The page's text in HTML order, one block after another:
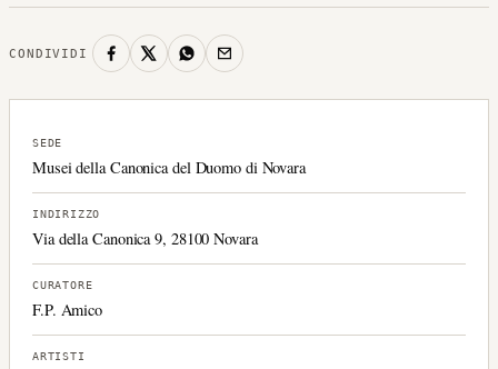
CONDIVIDI
SEDE
Musei della Canonica del Duomo di Novara
INDIRIZZO
Via della Canonica 9, 28100 Novara
CURATORE
F.P. Amico
ARTISTI